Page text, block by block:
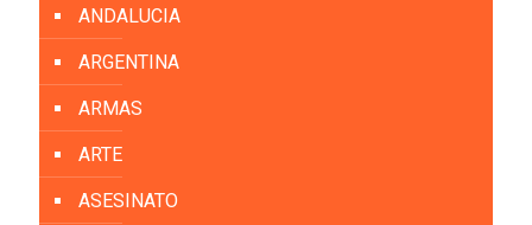
ANDALUCIA
ARGENTINA
ARMAS
ARTE
ASESINATO